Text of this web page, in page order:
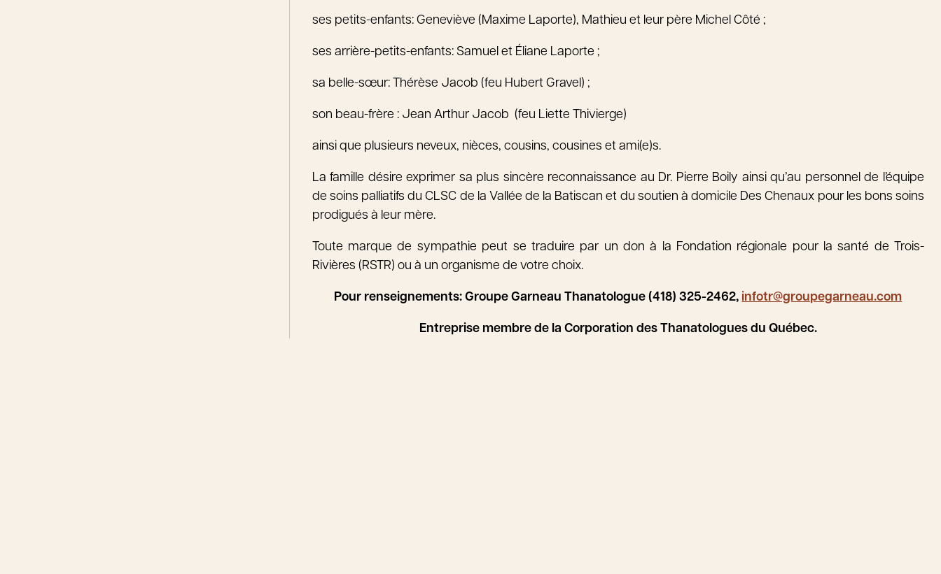
ses petits-enfants: Geneviève (Maxime Laporte), Mathieu et leur père Michel Côté ;
ses arrière-petits-enfants: Samuel et Éliane Laporte ;
sa belle-sœur: Thérèse Jacob (feu Hubert Gravel) ;
son beau-frère : Jean Arthur Jacob (feu Liette Thivierge)
ainsi que plusieurs neveux, nièces, cousins, cousines et ami(e)s.
La famille désire exprimer sa plus sincère reconnaissance au Dr. Pierre Boily ainsi qu’au personnel de l’équipe
de soins palliatifs du CLSC de la Vallée de la Batiscan et du soutien à domicile Des Chenaux pour les bons soins
prodigués à leur mère.
Toute marque de sympathie peut se traduire par un don à la Fondation régionale pour la santé de Trois-
Rivières (RSTR) ou à un organisme de votre choix.
Pour renseignements: Groupe Garneau Thanatologue (418) 325-2462, infotr@groupegarneau.com
Entreprise membre de la Corporation des Thanatologues du Québec.